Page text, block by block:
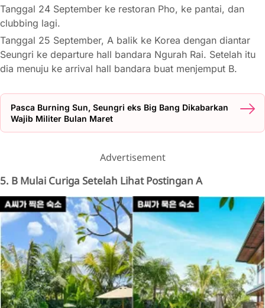
Tanggal 24 September ke restoran Pho, ke pantai, dan
clubbing lagi.
Tanggal 25 September, A balik ke Korea dengan diantar
Seungri ke departure hall bandara Ngurah Rai. Setelah itu
dia menuju ke arrival hall bandara buat menjemput B.
Pasca Burning Sun, Seungri eks Big Bang Dikabarkan
Wajib Militer Bulan Maret
Advertisement
5. B Mulai Curiga Setelah Lihat Postingan A